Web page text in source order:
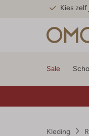
Kies
Sale
Kleding